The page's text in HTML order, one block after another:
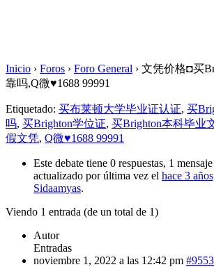
Inicio › Foros › Foro General › 文凭价格◘买
靠吗,Q微♥1688 99991
Etiquetado: 买布莱顿大学毕业证认证, 买
吗, 买Brighton学位证, 买Brighton本科毕业
假文凭, Q微♥1688 99991
Este debate tiene 0 respuestas, 1
actualizado por última vez el hace 3
Sidaamyas.
Viendo 1 entrada (de un total de 1)
Autor
Entradas
noviembre 1, 2022 a las 12:42 pm #9553